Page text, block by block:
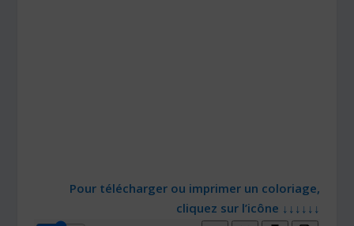
Pour télécharger ou imprimer un coloriage,
cliquez sur l’icône ↓↓↓↓↓↓